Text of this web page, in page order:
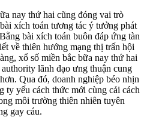
nay thứ hai cũng đóng vai trò
xích toán tương tác ý tưởng phát
bài xích toán buôn đáp ứng tàn
về thiên hướng mạng thị trấn hội
xổ số miền bắc bữa nay thứ hai
lãnh đạo ưng thuận cung
Qua đó, doanh nghiệp béo nhịn
ty yếu cách thức mới cùng cải cách
môi trường thiên nhiên tuyên
gay cáu.